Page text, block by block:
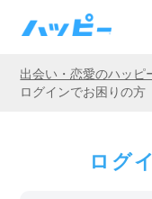
出会い・恋愛のハッピ
ログインでお困りの方
ログ